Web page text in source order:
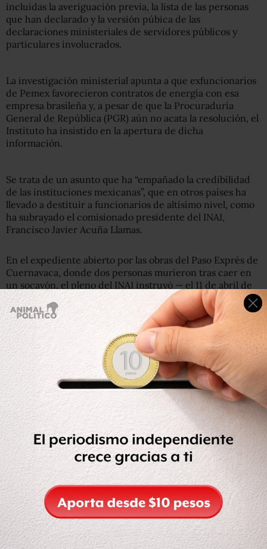
incluidas la averiguación previa, la lista de las personas
que han declarado y la versión púbica de las
declaraciones ministeriales de servidores públicos y
particulares involucrados.
La investigación ministerial apunta a que exfuncionarios
de Pemex favorecieron contratos de energía con esa
empresa brasileña y, a pesar de que la Procuraduría
General de República (PGR) aún no acata la resolución, el
Instituto ha insistido en la apertura de dicha
información.
Se trata de un asunto que ha “empañado la credibilidad
de las instituciones mexicanas”, que en otros países ha
llevado a destituir a funcionarios de altísimo nivel, como
ha subrayado el comisionado presidente del INAI,
Francisco Javier Acuña Llamas.
En el expediente abierto por las obras del Paso Exprés de
Cuernavaca, donde dos personas murieron tras caer en
un socavón, el pleno del INAI instruyó — el 11 de abril de
2018— a la Secretaría de Comunicaciones y Transportes
(SCT) para entregar, a la ciudadana que lo requirió, copia
de las 50 mil hojas que integran el expediente de la
construcción de la obra que costó 2 mil 200 millones de
pesos.